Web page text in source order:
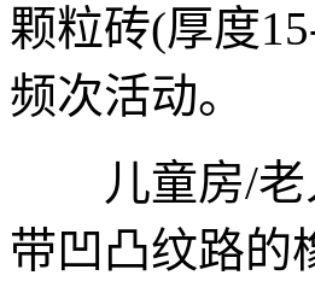
颗粒砖(厚度
频次活动。
儿童房/老
带凹凸纹路的